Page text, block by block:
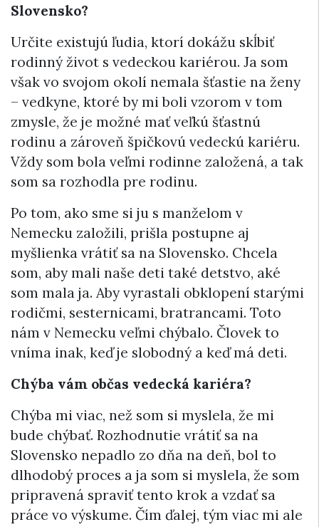
Slovensko?
Určite existujú ľudia, ktorí dokážu skĺbiť
rodinný život s vedeckou kariérou. Ja som
však vo svojom okolí nemala šťastie na ženy
– vedkyne, ktoré by mi boli vzorom v tom
zmysle, že je možné mať veľkú šťastnú
rodinu a zároveň špičkovú vedeckú kariéru.
Vždy som bola veľmi rodinne založená, a tak
som sa rozhodla pre rodinu.
Po tom, ako sme si ju s manželom v
Nemecku založili, prišla postupne aj
myšlienka vrátiť sa na Slovensko. Chcela
som, aby mali naše deti také detstvo, aké
som mala ja. Aby vyrastali obklopení starými
rodičmi, sesternicami, bratrancami. Toto
nám v Nemecku veľmi chýbalo. Človek to
vníma inak, keď je slobodný a keď má deti.
Chýba vám občas vedecká kariéra?
Chýba mi viac, než som si myslela, že mi
bude chýbať. Rozhodnutie vrátiť sa na
Slovensko nepadlo zo dňa na deň, bol to
dlhodobý proces a ja som si myslela, že som
pripravená spraviť tento krok a vzdať sa
práce vo výskume. Čím ďalej, tým viac mi ale